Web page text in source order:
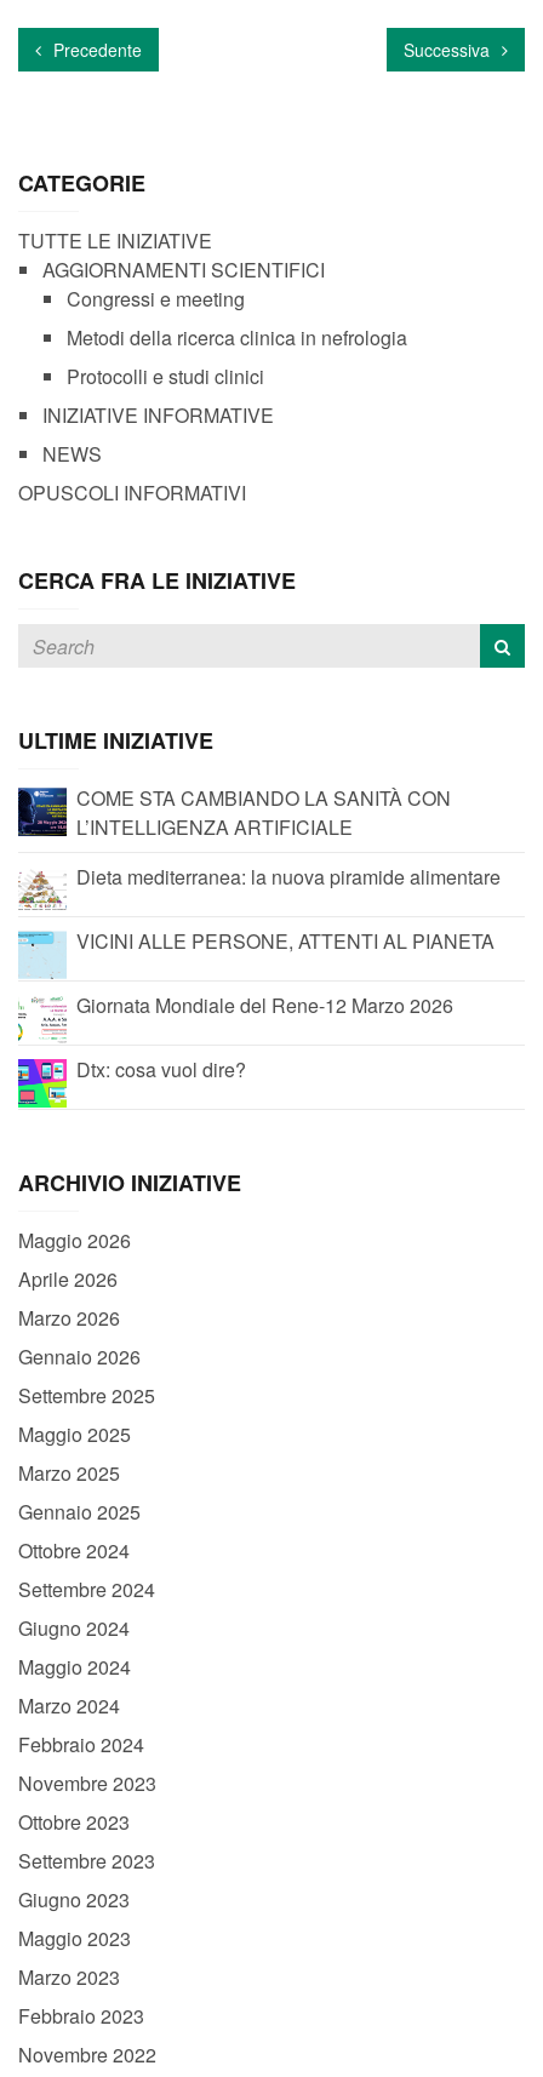
Precedente Successiva
CATEGORIE
TUTTE LE INIZIATIVE
AGGIORNAMENTI SCIENTIFICI
Congressi e meeting
Metodi della ricerca clinica in nefrologia
Protocolli e studi clinici
INIZIATIVE INFORMATIVE
NEWS
OPUSCOLI INFORMATIVI
CERCA FRA LE INIZIATIVE
ULTIME INIZIATIVE
COME STA CAMBIANDO LA SANITÀ CON
L’INTELLIGENZA ARTIFICIALE
Dieta mediterranea: la nuova piramide alimentare
VICINI ALLE PERSONE, ATTENTI AL PIANETA
Giornata Mondiale del Rene-12 Marzo 2026
Dtx: cosa vuol dire?
ARCHIVIO INIZIATIVE
Maggio 2026
Aprile 2026
Marzo 2026
Gennaio 2026
Settembre 2025
Maggio 2025
Marzo 2025
Gennaio 2025
Ottobre 2024
Settembre 2024
Giugno 2024
Maggio 2024
Marzo 2024
Febbraio 2024
Novembre 2023
Ottobre 2023
Settembre 2023
Giugno 2023
Maggio 2023
Marzo 2023
Febbraio 2023
Novembre 2022